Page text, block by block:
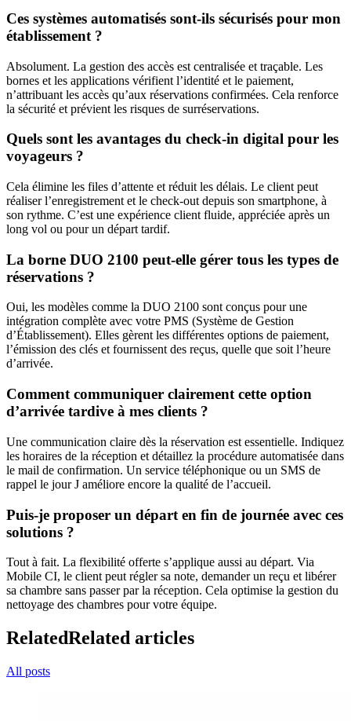
Ces systèmes automatisés sont-ils sécurisés pour mon
établissement ?
Absolument. La gestion des accès est centralisée et traçable. Les
bornes et les applications vérifient l’identité et le paiement,
n’attribuant les accès qu’aux réservations confirmées. Cela renforce
la sécurité et prévient les risques de surréservations.
Quels sont les avantages du check-in digital pour les
voyageurs ?
Cela élimine les files d’attente et réduit les délais. Le client peut
réaliser l’enregistrement et le check-out depuis son smartphone, à
son rythme. C’est une expérience client fluide, appréciée après un
long vol ou pour un départ tardif.
La borne DUO 2100 peut-elle gérer tous les types de
réservations ?
Oui, les modèles comme la DUO 2100 sont conçus pour une
intégration complète avec votre PMS (Système de Gestion
d’Établissement). Elles gèrent les différentes options de paiement,
l’émission des clés et fournissent des reçus, quelle que soit l’heure
d’arrivée.
Comment communiquer clairement cette option
d’arrivée tardive à mes clients ?
Une communication claire dès la réservation est essentielle. Indiquez
les horaires de la réception et détaillez la procédure automatisée dans
le mail de confirmation. Un service téléphonique ou un SMS de
rappel le jour J améliore encore la qualité de l’accueil.
Puis-je proposer un départ en fin de journée avec ces
solutions ?
Tout à fait. La flexibilité offerte s’applique aussi au départ. Via
Mobile CI, le client peut régler sa note, demander un reçu et libérer
sa chambre sans passer par la réception. Cela optimise la gestion du
nettoyage des chambres pour votre équipe.
RelatedRelated articles
All posts